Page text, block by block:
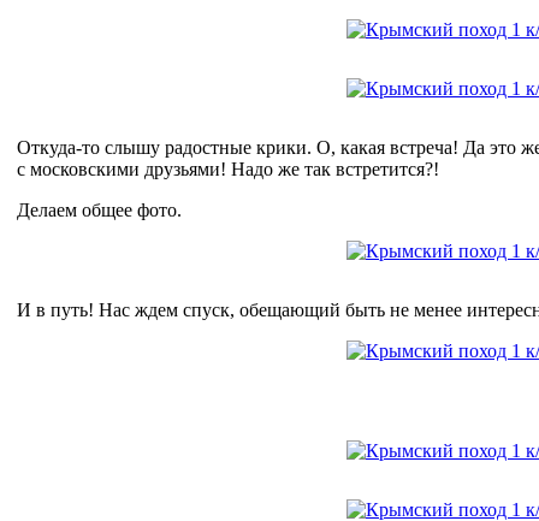
Откуда-то слышу радостные крики. О, какая встреча! Да это
с московскими друзьями! Надо же так встретится?!
Делаем общее фото.
И в путь! Нас ждем спуск, обещающий быть не менее